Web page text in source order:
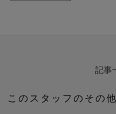
記事
このスタッフのその